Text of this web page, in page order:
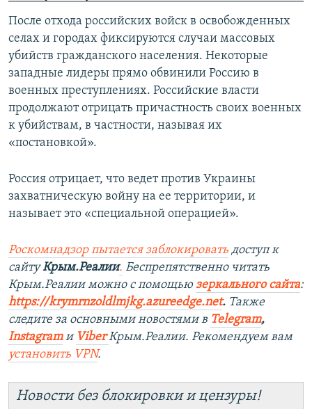
После отхода российских войск в освобожденных
селах и городах фиксируются случаи массовых
убийств гражданского населения. Некоторые
западные лидеры прямо обвинили Россию в
военных преступлениях. Российские власти
продолжают отрицать причастность своих военных
к убийствам, в частности, называя их
«постановкой».
Россия отрицает, что ведет против Украины
захватническую войну на ее территории, и
называет это «специальной операцией».
Роскомнадзор пытается заблокировать доступ к
сайту Крым.Реалии. Беспрепятственно читать
Крым.Реалии можно с помощью зеркального сайта:
https://krymrnzoldlmjkg.azureedge.net. Также
следите за основными новостями в Telegram,
Instagram и ViberКрым.Реалии. Рекомендуем вам
установить VPN.
Новости без блокировки и цензуры!